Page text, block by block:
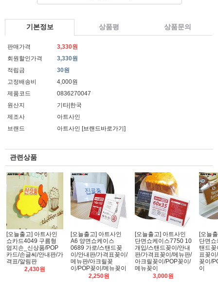
기본정보 상품평 상품문의
판매가격
3,330원
회원할인가격
3,330원
적립금
30원
고정배송비
4,000원
제품코드
0836270047
원산지
기타|한국
제조사
아트사인
브랜드
아트사인 [브랜드바로가기]
관련상품
[오늘출고] 아트사인
쇼카드4049 구름형
엄지손_신상품/POP
카드/손글씨/안내판/가
격표/알림판
2,430원
[오늘출고] 아트사인
A6 양면쇼케이스
0689 가로/스탠드꽂
이/안내판/가격표꽂이/
메뉴판/아크릴꽂
이/POP꽂이/메뉴꽂이
2,250원
[오늘출고] 아트사인
단면쇼케이스7750 10
개입/스탠드꽂이/안내
판/가격표꽂이/메뉴판/
아크릴꽂이/POP꽂이/
메뉴꽂이
3,000원
[오늘
단면
탠드
표꽂
꽂이/
이